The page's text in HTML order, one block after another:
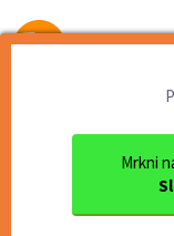
Od
Mrkni
Trenčín
<< Späť